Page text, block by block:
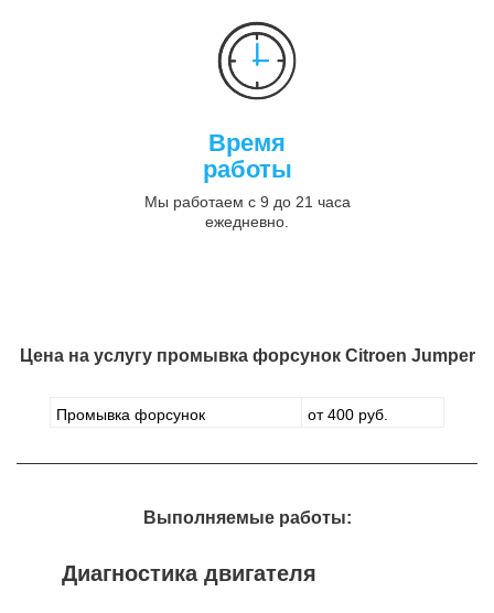
Время
работы
Мы работаем с 9 до 21 часа
ежедневно.
Цена на услугу промывка форсунок Citroen Jumper
Промывка форсунок от 400 руб.
Выполняемые работы:
Диагностика двигателя